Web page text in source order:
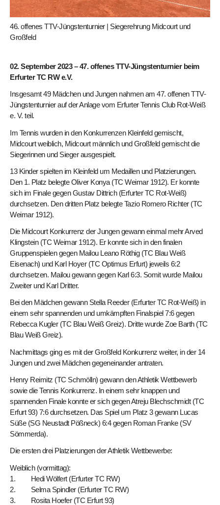
46. offenes TTV-Jüngstenturnier | Siegerehrung Midcourt und
Großfeld
02. September 2023 – 47. offenes TTV-Jüngstenturnier beim
Erfurter TC RW e.V.
Insgesamt 49 Mädchen und Jungen nahmen am 47. offenen TTV-
Jüngstenturnier auf der Anlage vom Erfurter Tennis Club Rot-Weiß
e. V. teil.
Im Tennis wurden in den Konkurrenzen Kleinfeld gemischt,
Midcourt weiblich, Midcourt männlich und Großfeld gemischt die
Siegerinnen und Sieger ausgespielt.
13 Kinder spielten im Kleinfeld um Medaillen und Platzierungen.
Den 1. Platz belegte Oliver Konya (TC Weimar 1912). Er konnte
sich im Finale gegen Gustav Dittrich (Erfurter TC Rot-Weiß)
durchsetzen. Den dritten Platz belegte Tazio Romero Richter (TC
Weimar 1912).
Die Midcourt Konkurrenz der Jungen gewann einmal mehr Arved
Klingstein (TC Weimar 1912). Er konnte sich in den finalen
Gruppenspielen gegen Mailou Leano Röthig (TC Blau Weiß
Eisenach) und Karl Hoyer (TC Optimus Erfurt) jeweils 6:2
durchsetzen. Mailou gewann gegen Karl 6:3. Somit wurde Mailou
Zweiter und Karl Dritter.
Bei den Mädchen gewann Stella Reeder (Erfurter TC Rot-Weiß) in
einem sehr spannenden und umkämpften Finalspiel 7:6 gegen
Rebecca Kugler (TC Blau Weiß Greiz). Dritte wurde Zoe Barth (TC
Blau Weiß Greiz).
Nachmittags ging es mit der Großfeld Konkurrenz weiter, in der 14
Jungen und zwei Mädchen gegeneinander antraten.
Henry Reimitz (TC Schmölln) gewann den Athletik Wettbewerb
sowie die Tennis Konkurrenz. In einem sehr knappen und
spannenden Finale konnte er sich gegen Atreju Blechschmidt (TC
Erfurt 93) 7:6 durchsetzen. Das Spiel um Platz 3 gewann Lucas
Süße (SG Neustadt Pößneck) 6:4 gegen Roman Franke (SV
Sömmerda).
Die ersten drei Platzierungen der Athletik Wettbewerbe:
Weiblich (vormittag):
1. Hedi Wölfert (Erfurter TC RW)
2. Selma Spindler (Erfurter TC RW)
3. Rosita Hoefer (TC Erfurt 93)